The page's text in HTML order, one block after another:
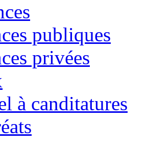
publiques
privées
à canditatures